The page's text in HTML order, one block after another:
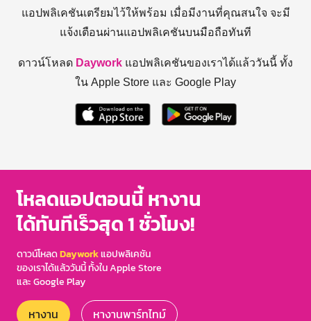
แอปพลิเคชันเตรียมไว้ให้พร้อม เมื่อมีงานที่คุณสนใจ จะมี
แจ้งเตือนผ่านแอปพลิเคชันบนมือถือทันที
ดาวน์โหลด Daywork แอปพลิเคชันของเราได้แล้ววันนี้ ทั้ง
ใน Apple Store และ Google Play
โหลดแอปตอนนี้ หางาน
ได้ทันทีเร็วสุด 1 ชั่วโมง!
ดาวน์โหลดDayworkแอปพลิเคชัน
ของเราได้แล้ววันนี้ ทั้งใน Apple Store
และ Google Play
หางาน หางานพาร์ทไทม์